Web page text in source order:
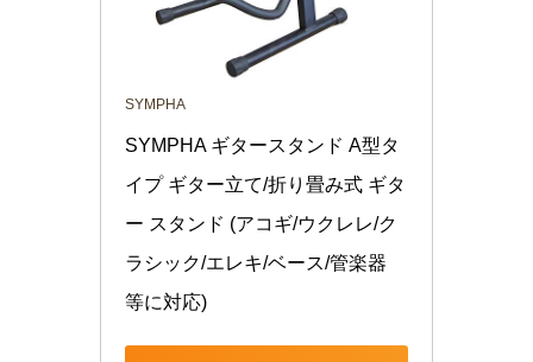
SYMPHA
SYMPHA ギタースタンド A型タ
イプ ギター立て/折り畳み式 ギタ
ー スタンド (アコギ/ウクレレ/ク
ラシック/エレキ/ベース/管楽器
等に対応)